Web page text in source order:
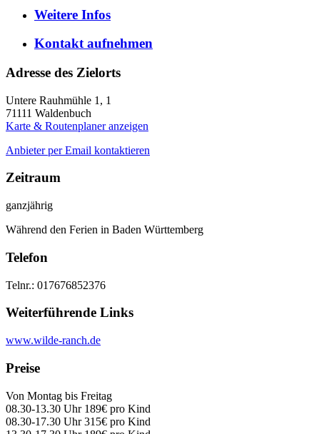
Weitere Infos
Kontaktaufnehmen
Adresse des Zielorts
Untere Rauhmühle 1, 1
71111 Waldenbuch
Karte & Routenplaner anzeigen
Anbieter per Email kontaktieren
Zeitraum
ganzjährig
Während den Ferien in Baden Württemberg
Telefon
Telnr.: 017676852376
Weiterführende Links
www.wilde-ranch.de
Preise
Von Montag bis Freitag
08.30-13.30 Uhr 189€ pro Kind
08.30-17.30 Uhr 315€ pro Kind